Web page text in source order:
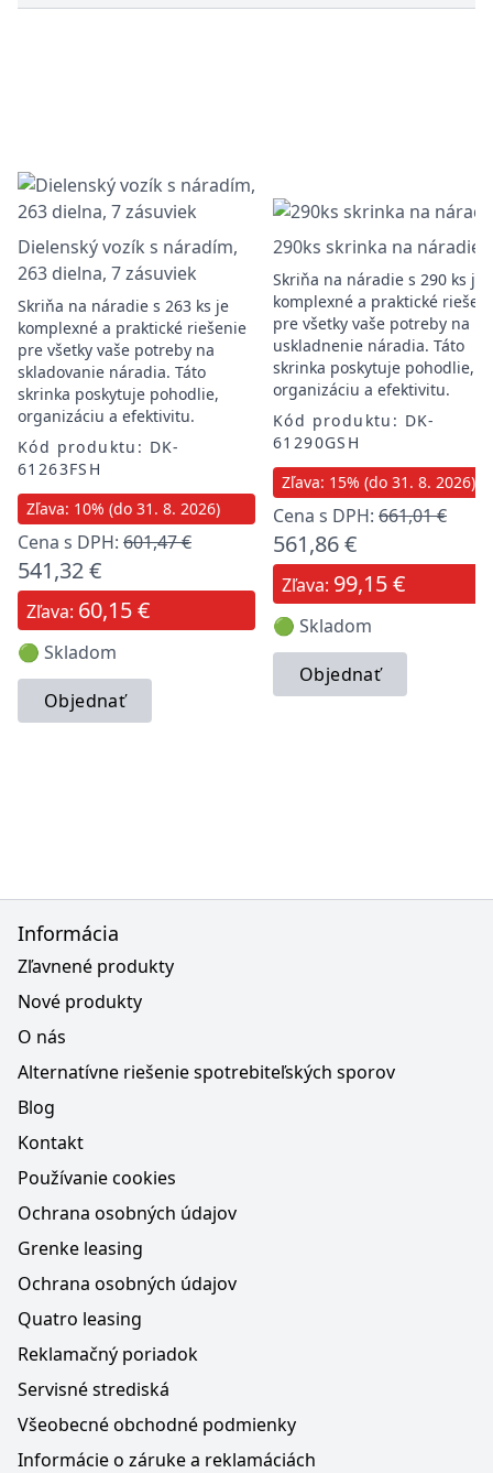
Dielenský vozík s náradím,
263 dielna, 7 zásuviek
Skriňa na náradie s 263 ks je
komplexné a praktické riešenie
pre všetky vaše potreby na
skladovanie náradia. Táto
skrinka poskytuje pohodlie,
organizáciu a efektivitu.
Kód produktu: DK-
61263FSH
Zľava: 10% (do 31. 8. 2026)
Cena s DPH: 601,47 €
541,32 €
Zľava: 60,15 €
🟢 Skladom
Objednať
290ks skrinka na náradie
Skriňa na náradie s 290 ks je
komplexné a praktické
pre všetky vaše potreby na
uskladnenie náradia. Táto
skrinka poskytuje pohodlie,
organizáciu a efektivitu.
Kód produktu: DK-
61290GSH
Zľava: 15% (do 31. 8. 2026)
Cena s DPH: 661,01 €
561,86 €
Zľava: 99,15 €
🟢 Skladom
Objednať
Informácia
Zľavnené produkty
Nové produkty
O nás
Alternatívne riešenie spotrebiteľských sporov
Blog
Kontakt
Používanie cookies
Ochrana osobných údajov
Grenke leasing
Ochrana osobných údajov
Quatro leasing
Reklamačný poriadok
Servisné strediská
Všeobecné obchodné podmienky
Informácie o záruke a reklamáciách